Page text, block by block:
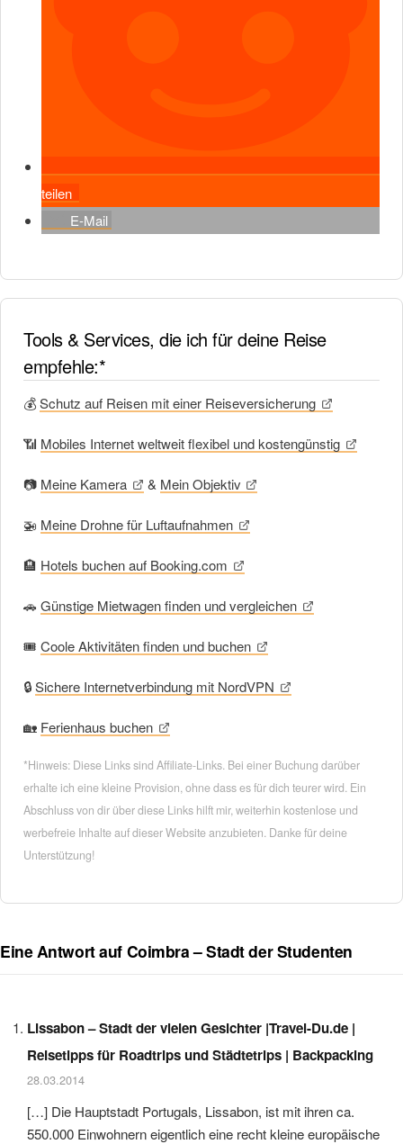
teilen
E-Mail
Tools & Services, die ich für deine Reise
empfehle:*
💰Schutz auf Reisen mit einer Reiseversicherung
📶 Mobiles Internet weltweit flexibel und kostengünstig
📷 Meine Kamera & Mein Objektiv
🚁 Meine Drohne für Luftaufnahmen
🏨 Hotels buchen auf Booking.com
🚗 Günstige Mietwagen finden und vergleichen
🎟 Coole Aktivitäten finden und buchen
🔒Sichere Internetverbindung mit NordVPN
🏡 Ferienhaus buchen
*Hinweis: Diese Links sind Affiliate-Links. Bei einer Buchung darüber
erhalte ich eine kleine Provision, ohne dass es für dich teurer wird. Ein
Abschluss von dir über diese Links hilft mir, weiterhin kostenlose und
werbefreie Inhalte auf dieser Website anzubieten. Danke für deine
Unterstützung!
Eine Antwort auf Coimbra – Stadt der Studenten
Lissabon – Stadt der vielen Gesichter |Travel-Du.de |
Reisetipps für Roadtrips und Städtetrips | Backpacking
28.03.2014
[…] Die Hauptstadt Portugals, Lissabon, ist mit ihren ca.
550.000 Einwohnern eigentlich eine recht kleine europäische